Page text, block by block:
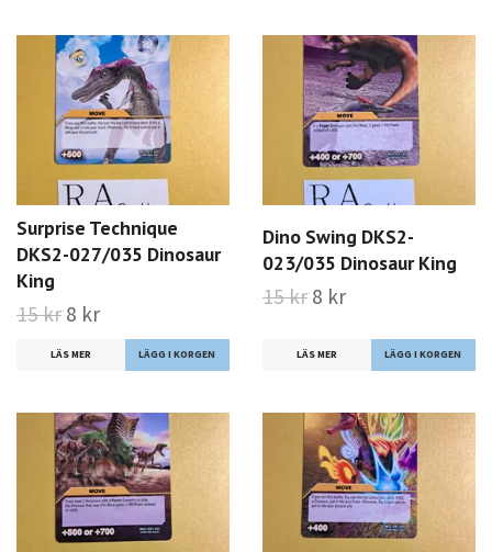
Surprise Technique
DKS2-027/035 Dinosaur
King
15 kr 8 kr
LÄS MER
Dino Swing DKS2-
023/035 Dinosaur King
15 kr 8 kr
LÄS MER